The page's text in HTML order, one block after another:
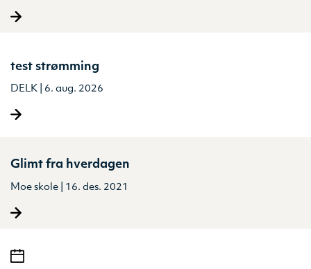
test strømming
DELK | 6. aug. 2026
Glimt fra hverdagen
Moe skole | 16. des. 2021